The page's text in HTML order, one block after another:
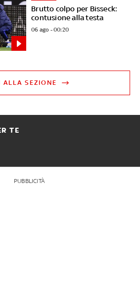
Brutto colpo per Bisseck:
contusione alla testa
06 ago - 00:20
ALLA SEZIONE
TE
PUBBLICITÀ